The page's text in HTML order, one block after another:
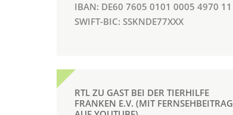
IBAN: DE60 7605 0101 0005 4970 11
SWIFT-BIC: SSKNDE77XXX
RTL ZU GAST BEI DER TIERHILFE
FRANKEN E.V. (MIT FERNSEHBEITRAG